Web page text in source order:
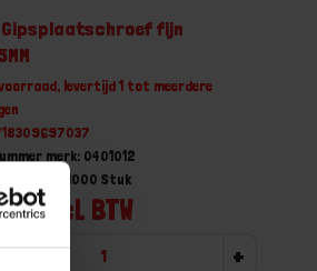
Gipsplaatschroef fijn
levertijd 1 tot meerdere
merk: 0401012
incl. BTW
Doos van 1000 Stuk
+